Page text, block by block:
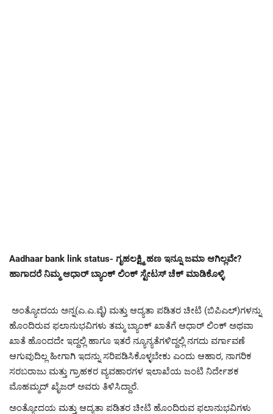
Aadhaar bank link status- ಗೃಹಲಕ್ಷ್ಮಿ ಹಣ ಇನ್ನೂ ಜಮಾ ಆಗಿಲ್ಲವೇ?
ಹಾಗಾದರೆ ನಿಮ್ಮ ಆಧಾರ್ ಬ್ಯಾಂಕ್ ಲಿಂಕ್ ಸ್ಟೇಟಸ್ ಚೆಕ್ ಮಾಡಿಕೊಳ್ಳಿ
ಅಂತ್ಯೋದಯ ಅನ್ನ(ಎ.ಎ.ವೈ) ಮತ್ತು ಆದ್ಯತಾ ಪಡಿತರ ಚೀಟಿ (ಬಿಪಿಎಲ್)ಗಳನ್ನು
ಹೊಂದಿರುವ ಫಲಾನುಭವಿಗಳು ತಮ್ಮ ಬ್ಯಾಂಕ್ ಖಾತೆಗೆ ಆಧಾರ್ ಲಿಂಕ್ ಅಥವಾ
ಖಾತೆ ಹೊಂದದೇ ಇದ್ದಲ್ಲಿ ಹಾಗೂ ಇತರೆ ನ್ಯೂನ್ಯತೆಗಳಿದ್ದಲ್ಲಿ ನಗದು ವರ್ಗಾವಣೆ
ಆಗುವುದಿಲ್ಲ ಹೀಗಾಗಿ ಇದನ್ನು ಸರಿಪಡಿಸಿಕೊಳ್ಳಬೇಕು ಎಂದು ಆಹಾರ, ನಾಗರಿಕ
ಸರಬರಾಜು ಮತ್ತು ಗ್ರಾಹಕರ ವ್ಯವಹಾರಗಳ ಇಲಾಖೆಯ ಜಂಟಿ ನಿರ್ದೇಶಕ
ಮೊಹಮ್ಮದ್ ಖೈಜರ್ ಅವರು ತಿಳಿಸಿದ್ದಾರೆ.
ಅಂತ್ಯೋದಯ ಮತ್ತು ಆದ್ಯತಾ ಪಡಿತರ ಚೀಟಿ ಹೊಂದಿರುವ ಫಲಾನುಭವಿಗಳು